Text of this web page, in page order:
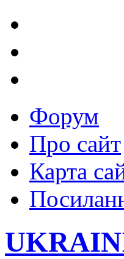
Форум
Про сайт
Карта